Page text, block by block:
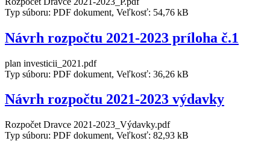
Typ súboru: PDF dokument, Veľkosť: 54,76 kB
Návrh rozpočtu 2021-2023 príloha č.1
plan investicii_2021.pdf
Typ súboru: PDF dokument, Veľkosť: 36,26 kB
Návrh rozpočtu 2021-2023 výdavky
Rozpočet Dravce 2021-2023_Výdavky.pdf
Typ súboru: PDF dokument, Veľkosť: 82,93 kB